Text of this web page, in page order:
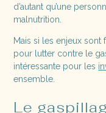
d’autant qu’une
malnutrition.
Mais si les enjeux
pour lutter contre le
intéressante pour les
ensemble.
Le